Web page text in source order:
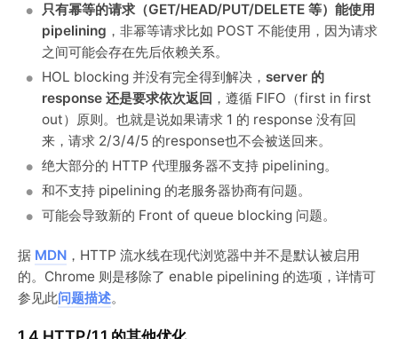
只有幂等的请求（GET/HEAD/PUT/DELETE 等）能使用
pipelining ，非幂等请求比如 POST 不能使用，因为请求
之间可能会存在先后依赖关系。
HOL blocking 并没有完全得到解决， server 的
response 还是要求依次返回 ，遵循 FIFO（first in first
out）原则。也就是说如果请求 1 的 response 没有回
来，请求 2/3/4/5 的response也不会被送回来。
绝大部分的 HTTP 代理服务器不支持 pipelining。
和不支持 pipelining 的老服务器协商有问题。
可能会导致新的 Front of queue blocking 问题。
据 MDN ，HTTP 流水线在现代浏览器中并不是默认被启用
的。Chrome 则是移除了 enable pipelining 的选项，详情可
参见此问题描述。